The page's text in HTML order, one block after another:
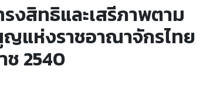
สิทธิและเสรีภาพตาม
แห่งราชอาณาจักรไทย
2540